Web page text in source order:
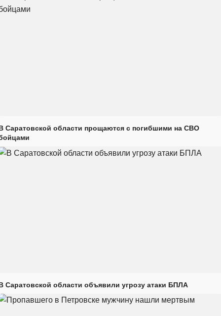
Саратовской области прощаются с погибшими на СВО
Саратовской области объявили угрозу атаки БПЛА